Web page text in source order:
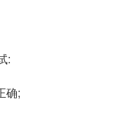
:
确;